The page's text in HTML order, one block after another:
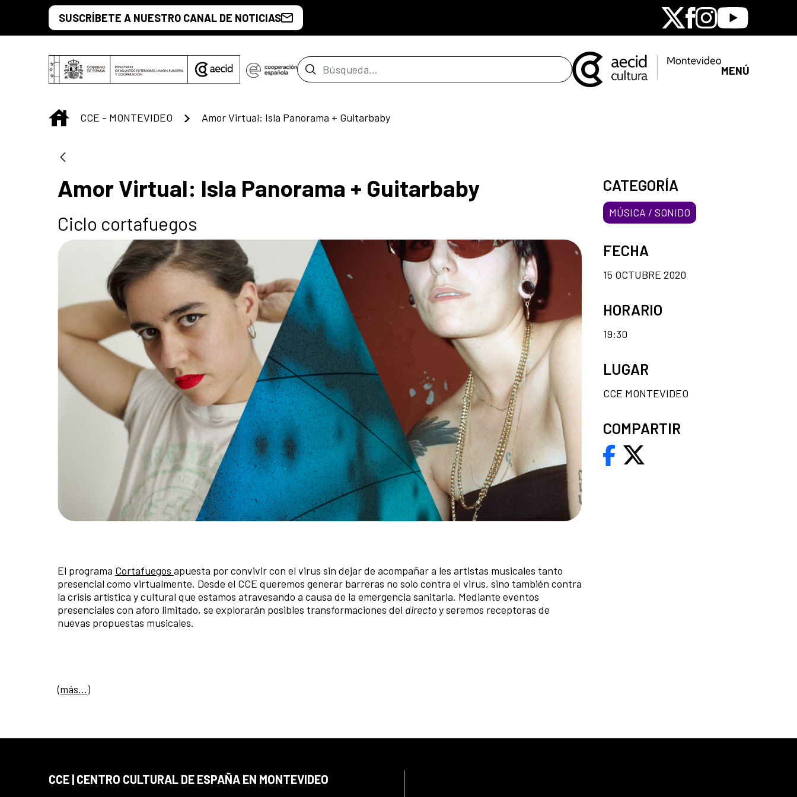
Saltar al contenido principal
SUSCRÍBETE A NUESTRO CANAL DE NOTICIAS X Facebook
Instagram
Youtube
Barra de búsqueda MENÚ
INICIO
CCE - MONTEVIDEO Amor Virtual: Isla Panorama + Guitarbaby
Amor Virtual: Isla Panorama + Guitarbaby
Ciclo cortafuegos
El programa Cortafuegos apuesta por convivir con el virus sin dejar de acompañar a les artistas musicales tanto
presencial como virtualmente. Desde el CCE queremos generar barreras no solo contra el virus, sino también contra
la crisis artística y cultural que estamos atravesando a causa de la emergencia sanitaria. Mediante eventos
presenciales con aforo limitado, se explorarán posibles transformaciones del directoy seremos receptoras de
nuevas propuestas musicales.
(más…)
CATEGORÍA
MÚSICA / SONIDO
FECHA
15 OCTUBRE 2020
HORARIO
19:30
LUGAR
CCE MONTEVIDEO
COMPARTIR
CCE | CENTRO CULTURAL DE ESPAÑA EN MONTEVIDEO